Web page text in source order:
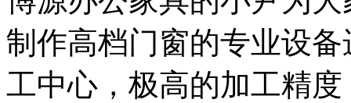
制作高档门窗的专业设
工中心，极高的加工精